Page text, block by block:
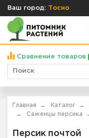
Ваш город: Тосно
Сравнение товаров
Главная Каталог
Саженцы персика
Персик почтой